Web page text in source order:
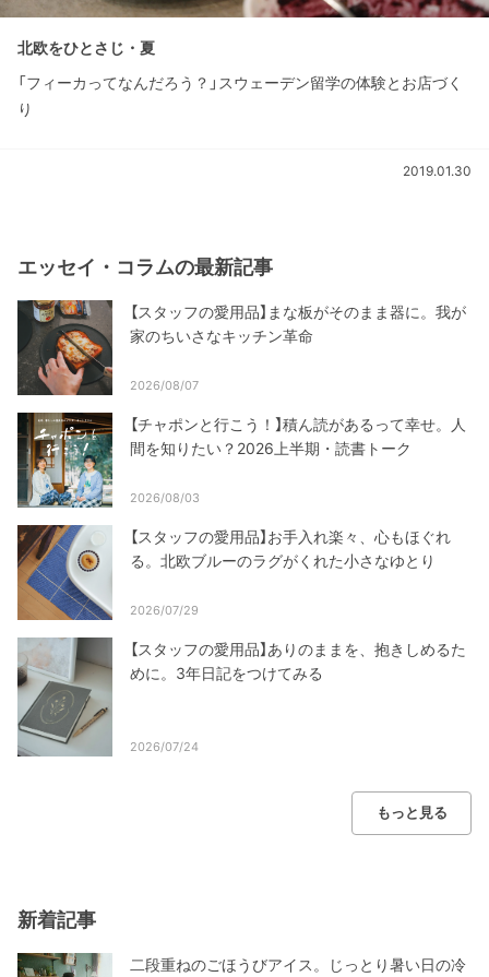
北欧をひとさじ・夏
「フィーカってなんだろう？」スウェーデン留学の体験とお店づく
り
2019.01.30
エッセイ・コラムの最新記事
【スタッフの愛用品】まな板がそのまま器に。我が
家のちいさなキッチン革命
2026/08/07
【チャポンと行こう！】積ん読があるって幸せ。人
間を知りたい？2026上半期・読書トーク
2026/08/03
【スタッフの愛用品】お手入れ楽々、心もほぐれ
る。北欧ブルーのラグがくれた小さなゆとり
2026/07/29
【スタッフの愛用品】ありのままを、抱きしめるた
めに。3年日記をつけてみる
2026/07/24
もっと見る
新着記事
二段重ねのごほうびアイス。じっとり暑い日の冷